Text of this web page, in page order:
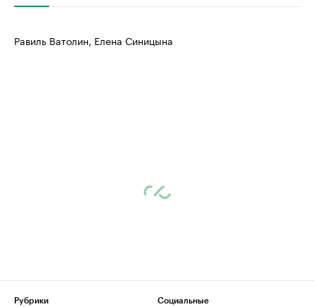
Равиль Ватолин, Елена Синицына
Рубрики
Социальные